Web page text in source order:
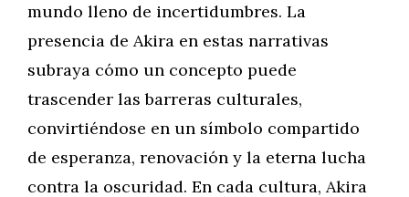
mundo lleno de incertidumbres. La
presencia de Akira en estas narrativas
subraya cómo un concepto puede
trascender las barreras culturales,
convirtiéndose en un símbolo compartido
de esperanza, renovación y la eterna lucha
contra la oscuridad. En cada cultura, Akira